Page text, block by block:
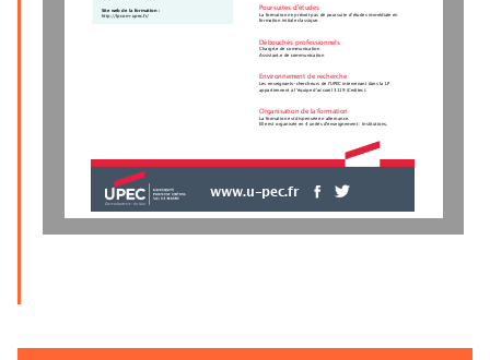
Poursuites d'études
La formation ne prévoit pas de poursuite d’études immédiate en
formation initiale classique.
Débouchés professionnels
Chargé.e de communication
Assistant.e de communication
Environnement de recherche
Les enseignants-chercheurs de l'UPEC intervenant dans la LP
appartiennent à l’équipe d’accueil 3119 (Ceditec).
Organisation de la formation
La formation est dispensée en alternance.
Elle est organisée en 4 unités d'enseignement : Institutions,
Site web de la formation :
http://lpcom-upec.fr/
www.u-pec.fr